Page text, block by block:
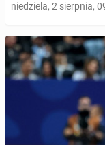
niedziela, 2 sierpnia,